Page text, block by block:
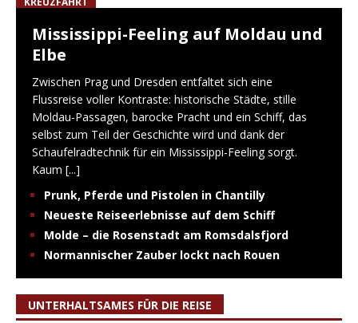
Mississippi-Feeling auf Moldau und
Elbe
Zwischen Prag und Dresden entfaltet sich eine
Flussreise voller Kontraste: historische Städte, stille
Moldau-Passagen, barocke Pracht und ein Schiff, das
selbst zum Teil der Geschichte wird und dank der
Schaufelradtechnik für ein Mississippi-Feeling sorgt.
Kaum [...]
Prunk, Pferde und Pistolen in Chantilly
Neueste Reiseerlebnisse auf dem Schiff
Molde – die Rosenstadt am Romsdalsfjord
Normannischer Zauber lockt nach Rouen
UNTERHALTSAMES FÜR DIE REISE